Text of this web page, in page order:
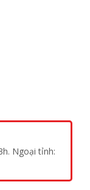
Ngoại tỉnh: